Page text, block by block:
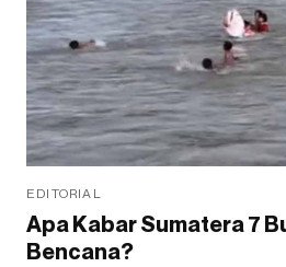
EDITORIAL
Apa Kabar Sumatera 7
Bencana?